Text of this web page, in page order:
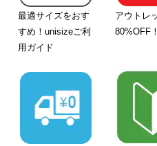
最適サイズをおす
すめ！unisizeご利
用ガイド
アウトレ
80%OFF！